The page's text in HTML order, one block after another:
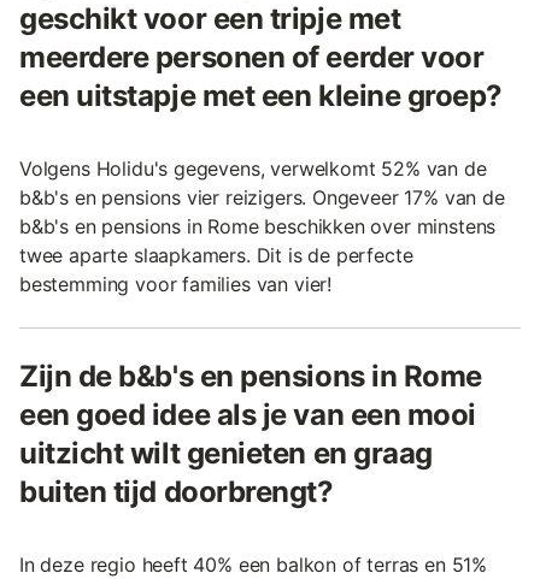
geschikt voor een tripje met
meerdere personen of eerder voor
een uitstapje met een kleine groep?
Volgens Holidu's gegevens, verwelkomt 52% van de
b&b's en pensions vier reizigers. Ongeveer 17% van de
b&b's en pensions in Rome beschikken over minstens
twee aparte slaapkamers. Dit is de perfecte
bestemming voor families van vier!
Zijn de b&b's en pensions in Rome
een goed idee als je van een mooi
uitzicht wilt genieten en graag
buiten tijd doorbrengt?
In deze regio heeft 40% een balkon of terras en 51%